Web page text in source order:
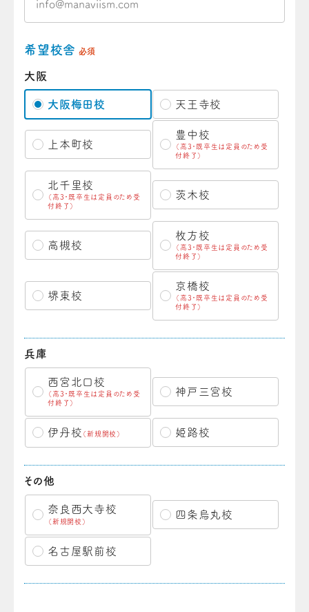
希望校舎 必須
大阪
大阪梅田校 天王寺校
上本町校
豊中校
（高3・既卒生は定員のため受
付終了）
北千里校
（高3・既卒生は定員のため受
付終了）
茨木校
高槻校
枚方校
（高3・既卒生は定員のため受
付終了）
堺東校
京橋校
（高3・既卒生は定員のため受
付終了）
兵庫
西宮北口校
（高3・既卒生は定員のため受
付終了）
神戸三宮校
伊丹校 （新規開校） 姫路校
その他
奈良西大寺校
（新規開校）
四条烏丸校
名古屋駅前校